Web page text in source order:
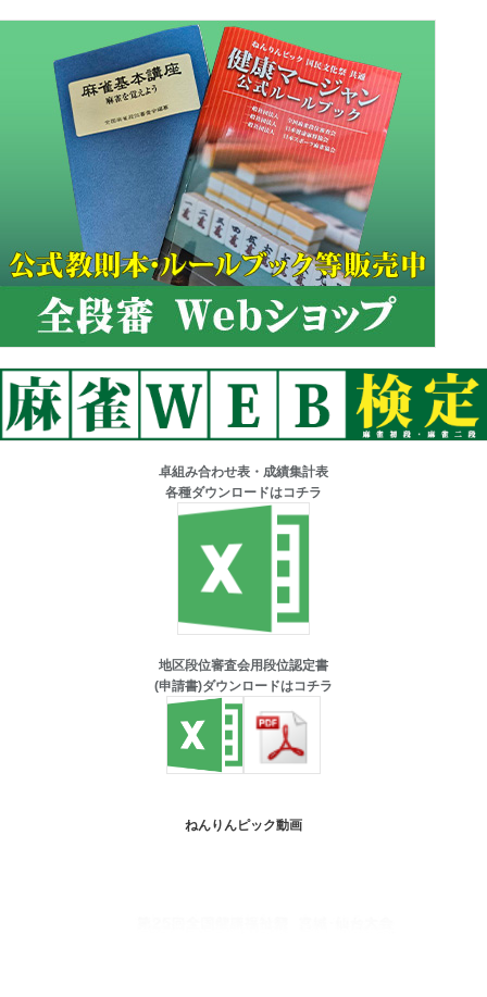
卓組み合わせ表・成績集計表
各種ダウンロードはコチラ
地区段位審査会用段位認定書
(申請書)ダウンロードはコチラ
ねんりんピック動画